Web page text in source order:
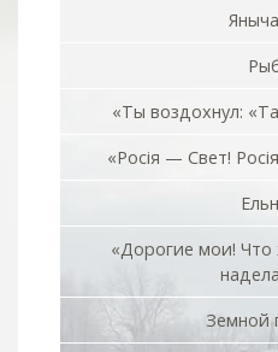
«Ты воздохнул:
«Росiя — Свет!
«Дорогие мои!
Земной